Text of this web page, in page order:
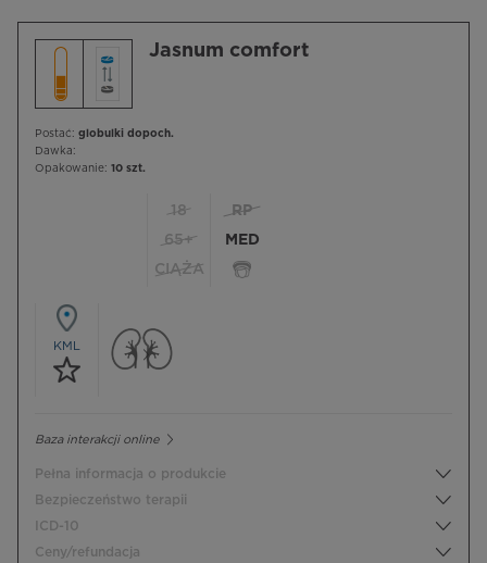
Jasnum comfort
Postać: globulki dopoch.
Dawka:
Opakowanie: 10 szt.
18
65+
CIĄŻA
RP
MED
KML
Baza interakcji online
Pełna informacja o produkcie
Bezpieczeństwo terapii
ICD-10
Ceny/refundacja